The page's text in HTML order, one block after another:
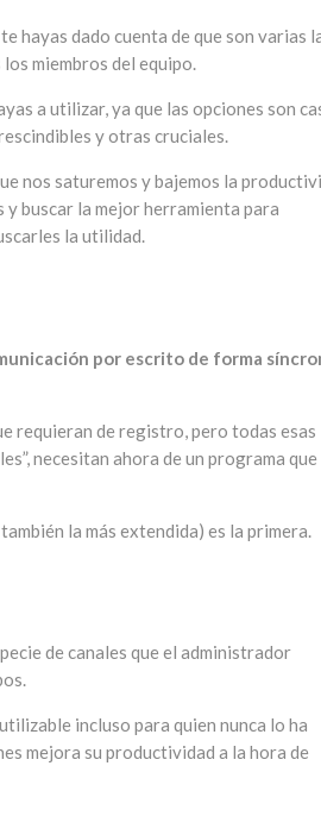
te hayas dado cuenta de que son varias
miembros del equipo.
a utilizar, ya que las opciones son
y otras cruciales.
nos saturemos y bajemos la
buscar la mejor herramienta para
la utilidad.
por escrito de forma
requieran de registro, pero todas esas
necesitan ahora de un programa que
la más extendida) es la primera.
de canales que el administrador
incluso para quien nunca lo ha
mejora su productividad a la hora de